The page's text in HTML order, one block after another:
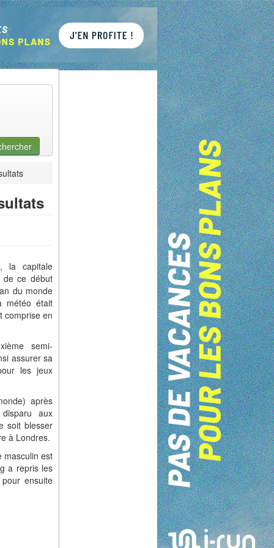
la capitale
de ce début
du monde
météo était
comprise en
semi-
assurer sa
les jeux
après
aux
soit blesser
à Londres.
masculin est
a repris les
ensuite